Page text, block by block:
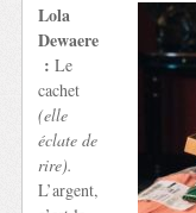
Lola
Dewaere
: Le
cachet
(elle
éclate de
rire).
L’argent,